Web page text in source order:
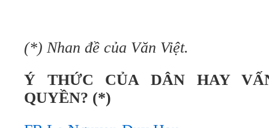
(*) Nhan đề của Văn Việt.
Ý THỨC CỦA DÂN HAY
QUYỀN? (*)